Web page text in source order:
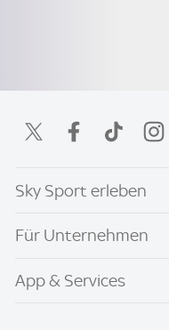
Sky Sport erleben
Für Unternehmen
App & Services